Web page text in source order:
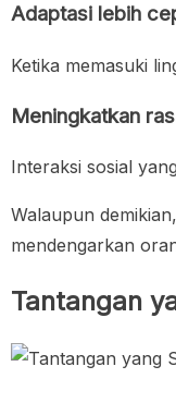
Adaptasi lebih
Ketika memasuki
Meningkatkan
Interaksi sosial
Walaupun
mendengarkan
Tantangan